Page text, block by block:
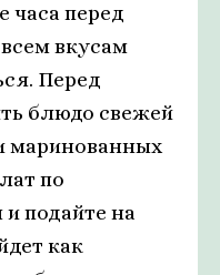
часа перед
вкусам
Перед
блюдо свежей
маринованных
по
подайте на
как